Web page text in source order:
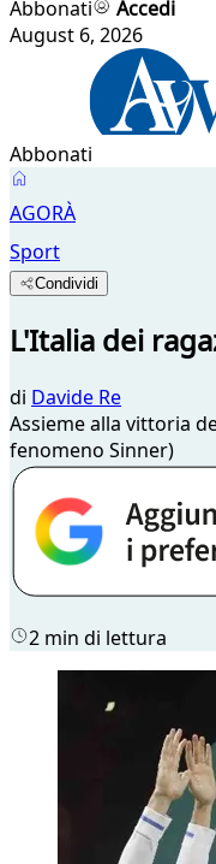
Abbonati
Accedi
August 6, 2026
Abbonati
AGORÀ
Sport
Condividi
L'Italia dei
di Davide Re
Assieme alla vittoria
fenomeno Sinner)
2 min di lettura